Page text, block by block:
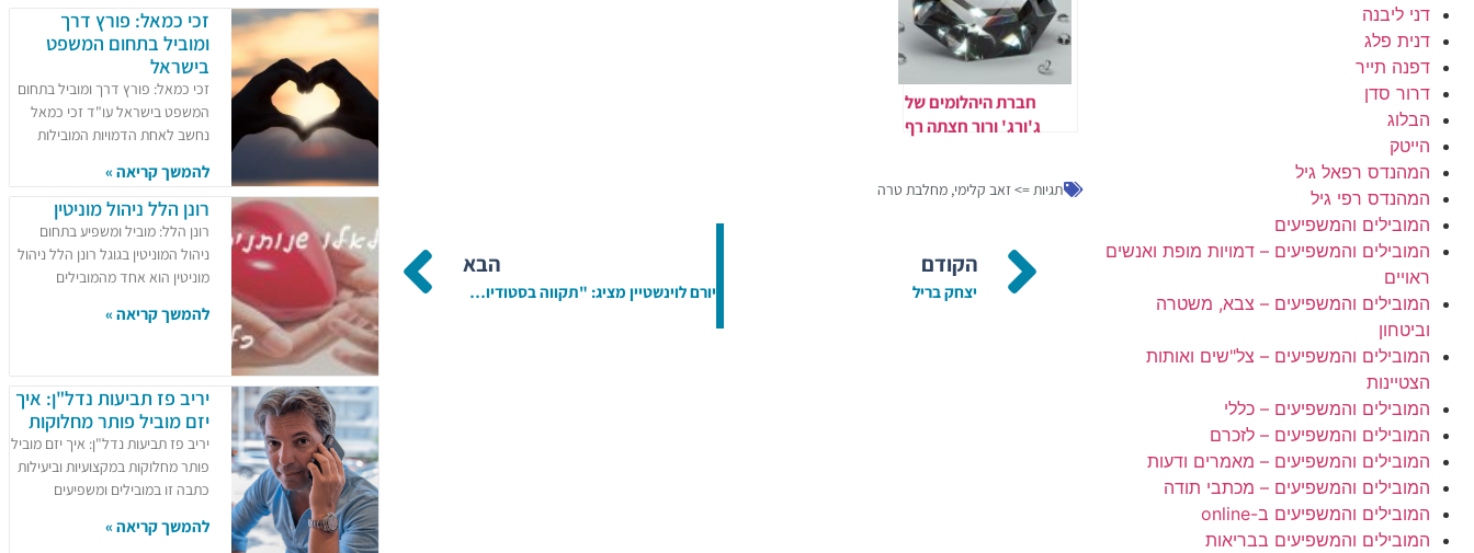
דני ליבנה
דנית פלג
דפנה תייר
דרור סדן
הבלוג
הייטק
המהנדס רפאל גיל
המהנדס רפי גיל
המובילים והמשפיעים
המובילים והמשפיעים – דמויות מופת ואנשים
ראויים
המובילים והמשפיעים – צבא, משטרה
וביטחון
המובילים והמשפיעים – צל"שים ואותות
הצטיינות
המובילים והמשפיעים – כללי
המובילים והמשפיעים – לזכרם
המובילים והמשפיעים – מאמרים ודעות
המובילים והמשפיעים – מכתבי תודה
המובילים והמשפיעים ב-online
המובילים והמשפיעים בבריאות
חברת היהלומים של
ג'ורג' ורור חצתה רף
תגיות =>זאב קלימי, מחלבת טרה
הקודם
יצחק בריל
הבא
יורם לוינשטיין מציג: "תקווה בסטודיו" – הפסטיבל הראשון לתיאטרון קהילתי
זכי כמאל: פורץ דרך
ומוביל בתחום המשפט
בישראל
זכי כמאל: פורץ דרך ומוביל בתחום
המשפט בישראל עו"ד זכי כמאל
נחשב לאחת הדמויות המובילות
להמשך קריאה »
רונן הלל ניהול מוניטין
רונן הלל: מוביל ומשפיע בתחום
ניהול המוניטין בגוגל רונן הלל ניהול
מוניטין הוא אחד מהמובילים
להמשך קריאה »
יריב פז תביעות נדל"ן: איך
יזם מוביל פותר מחלוקות
יריב פז תביעות נדל"ן: איך יזם מוביל
פותר מחלוקות במקצועיות וביעילות
כתבה זו במובילים ומשפיעים
להמשך קריאה »